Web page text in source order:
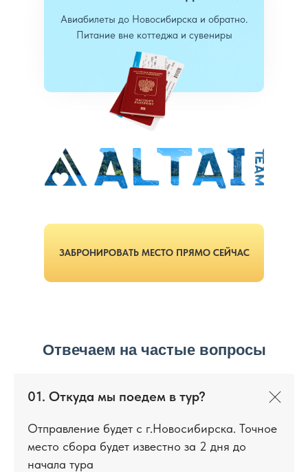
Авиабилеты до Новосибирска и обратно.
Питание вне коттеджа и сувениры
ЗАБРОНИРОВАТЬ МЕСТО ПРЯМО СЕЙЧАС
Отвечаем на частые вопросы
01. Откуда мы поедем в тур?
Отправление будет с г.Новосибирска. Точное
место сбора будет известно за 2 дня до
начала тура